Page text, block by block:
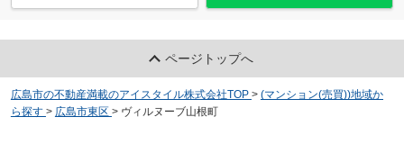
ページトップへ
広島市の不動産満載のアイスタイル株式会社TOP > (マンション(売買))地域か
ら探す > 広島市東区 > ヴィルヌーブ山根町